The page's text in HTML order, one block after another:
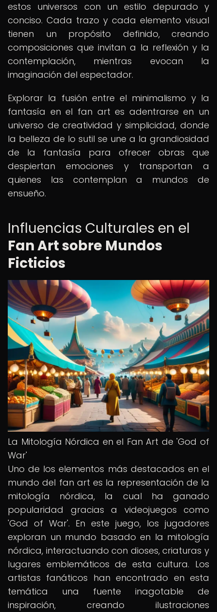
estos universos con un estilo depurado y
conciso. Cada trazo y cada elemento visual
tienen un propósito definido, creando
composiciones que invitan a la reflexión y la
contemplación, mientras evocan la
imaginación del espectador.
Explorar la fusión entre el minimalismo y la
fantasía en el fan art es adentrarse en un
universo de creatividad y simplicidad, donde
la belleza de lo sutil se une a la grandiosidad
de la fantasía para ofrecer obras que
despiertan emociones y transportan a
quienes las contemplan a mundos de
ensueño.
Influencias Culturales en el
Fan Art sobre Mundos
Ficticios
La Mitología Nórdica en el Fan Art de 'God of
War'
Uno de los elementos más destacados en el
mundo del fan art es la representación de la
mitología nórdica, la cual ha ganado
popularidad gracias a videojuegos como
'God of War'. En este juego, los jugadores
exploran un mundo basado en la mitología
nórdica, interactuando con dioses, criaturas y
lugares emblemáticos de esta cultura. Los
artistas fanáticos han encontrado en esta
temática una fuente inagotable de
inspiración, creando ilustraciones